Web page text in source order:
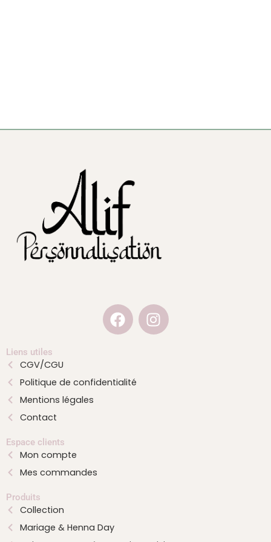
F
a
c
o
I
n
s
Liens utiles
CGV/CGU
Politique de confidentialité
Mentions légales
Contact
Espace clients
Mon compte
Mes commandes
Produits
Collection
Mariage & Henna Day